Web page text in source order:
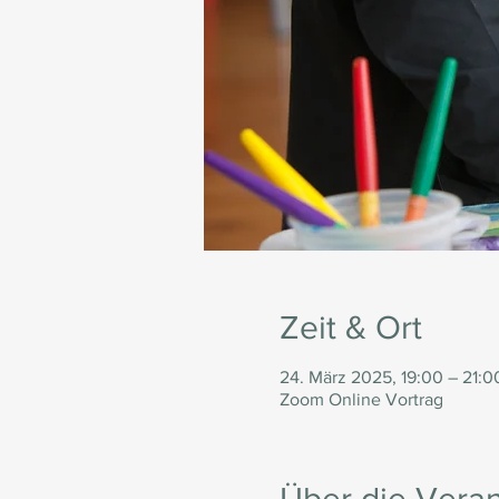
Zeit & Ort
24. März 2025, 19:00 –
Zoom Online Vortrag